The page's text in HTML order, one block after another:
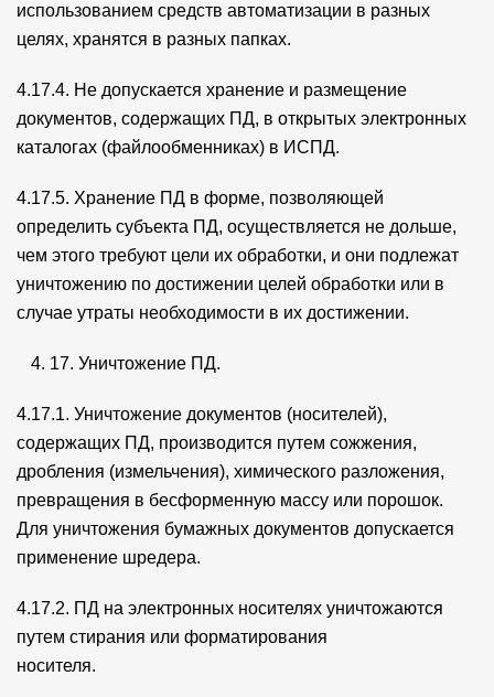
использованием средств автоматизации в разных
целях, хранятся в разных папках.
4.17.4. Не допускается хранение и размещение
документов, содержащих ПД, в открытых электронных
каталогах (файлообменниках) в ИСПД.
4.17.5. Хранение ПД в форме, позволяющей
определить субъекта ПД, осуществляется не дольше,
чем этого требуют цели их обработки, и они подлежат
уничтожению по достижении целей обработки или в
случае утраты необходимости в их достижении.
17. Уничтожение ПД.
4.17.1. Уничтожение документов (носителей),
содержащих ПД, производится путем сожжения,
дробления (измельчения), химического разложения,
превращения в бесформенную массу или порошок.
Для уничтожения бумажных документов допускается
применение шредера.
4.17.2. ПД на электронных носителях уничтожаются
путем стирания или форматирования
носителя.